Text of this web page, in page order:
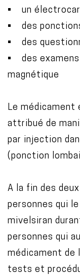
• un
• des
• des
• des examens
magnétique
Le médicament
attribué de
par injection
(ponction
A la fin des
personnes qui
mivelsiran
personnes qui
médicament de
tests et